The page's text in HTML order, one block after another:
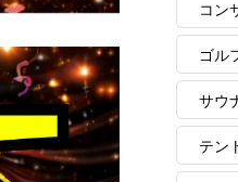
コン
ゴル
サウ
テン